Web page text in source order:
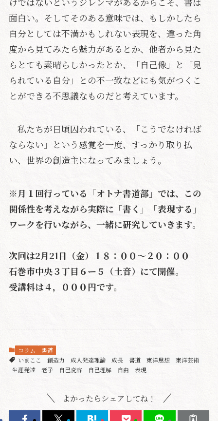
面白い。そしてそのある意味では、もしかしたら
自分としては不満かもしれない表現を、違った角
度から見てみたら魅力があるとか、他者から見た
らとても素晴らしかったとか、「自己像」と「見
られている自分」との不一致などにも気がつくこ
とができる不思議なものだと考えています。
私たちが日頃囚われている、「こうでなければ
ならない」という感覚を一度、すっかり取り払
い、世界の創造主になってみましょう。
※月１回行っている「オトナ書道部」では、この
関係性を考えながら実際に「書く」「表現する」
ワークを行いながら、一緒に研究していきます。
次回は2月21日（金）１８：００〜２０：００
石巻市中央３丁目６ー５（土音）にて開催。
受講料は４，０００円です。
コラム
書道
いまここ
創造力 成人発達理論 成長 書道 東洋思想
東洋芸術
生涯発達
老子 自己変容 自己理解 自由 表現
よかったらシェアしてね！